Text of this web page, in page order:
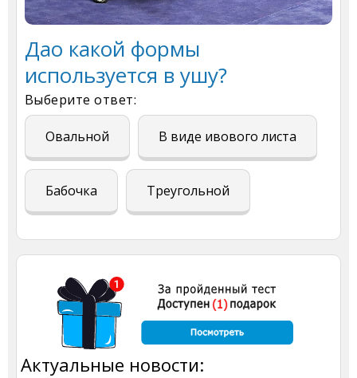
Дао какой формы
используется в ушу?
Выберите ответ:
Овальной В виде ивового листа
Бабочка Треугольной
Актуальные новости: